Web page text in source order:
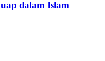
dalam Islam